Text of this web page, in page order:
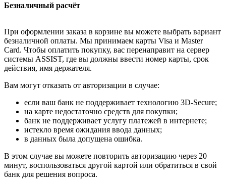
Безналичный расчёт
При оформлении заказа в корзине вы можете выбрать вариант
безналичной оплаты. Мы принимаем карты Visa и Master
Card. Чтобы оплатить покупку, вас перенаправит на сервер
системы ASSIST, где вы должны ввести номер карты, срок
действия, имя держателя.
Вам могут отказать от авторизации в случае:
если ваш банк не поддерживает технологию 3D-Secure;
на карте недостаточно средств для покупки;
банк не поддерживает услугу платежей в интернете;
истекло время ожидания ввода данных;
в данных была допущена ошибка.
В этом случае вы можете повторить авторизацию через 20
минут, воспользоваться другой картой или обратиться в свой
банк для решения вопроса.